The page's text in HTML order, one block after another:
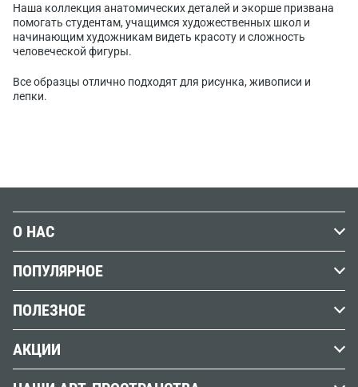
Наша коллекция анатомических деталей и экорше призвана
помогать студентам, учащимся художественных школ и
начинающим художникам видеть красоту и сложность
человеческой фигуры.
Все образцы отлично подходят для рисунка, живописи и
лепки.
О НАС
Наши магазины
Бренды
Вакансии
Наши реквизиты
ПОПУЛЯРНОЕ
Краски
Кисти
Холст
ПОЛЕЗНОЕ
Вопросы и ответы
АКЦИИ